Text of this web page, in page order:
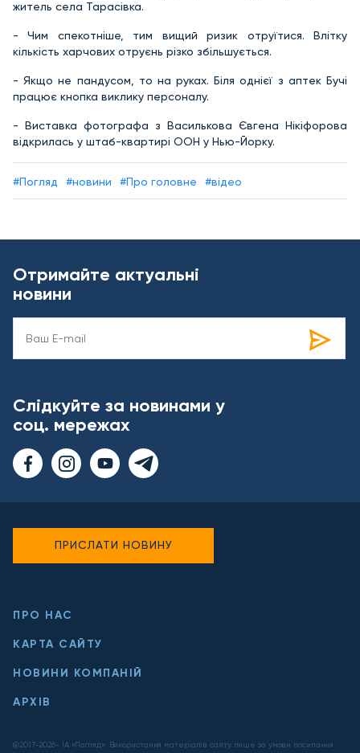
житель села Тарасівка.
- Чим спекотніше, тим вищий ризик отруїтися. Влітку
кількість харчових отруєнь різко збільшується.
- Якщо не пандусом, то на руках. Біля однієї з аптек Бучі
працює кнопка виклику персоналу.
- Виставка фотографа з Василькова Євгена Нікіфорова
відкрилась у штаб-квартирі ООН у Нью-Йорку.
#Погляд #новини #Про головне #відео
Отримайте актуальні
новини
Слідкуйте за новинами у
соц. мережах
ПРО НАС
КАРТА САЙТУ
НОВИНИ КОМПАНІЙ
АРХІВ
@2017-2026- ІА «Погляд». Використання матеріалів сайту лише за умови посилання
ПРИСЛАТИ НОВИНУ